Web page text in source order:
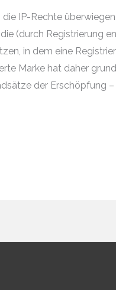
IP-Rechte
(durch Registrierung
in dem eine
Marke hat daher
der Erschöpfung